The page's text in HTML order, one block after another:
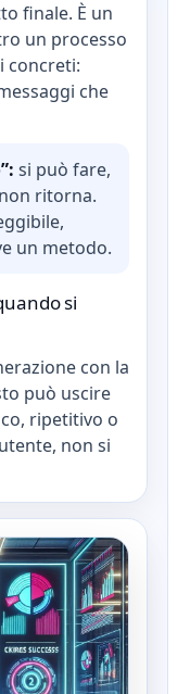
finale. È un
un processo
concreti:
che
si può fare,
ritorna.
un metodo.
si
con la
può uscire
ripetitivo o
non si